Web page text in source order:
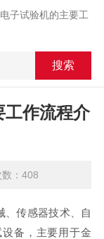
子试验机的主要工
工作流程介
：408
传感器技术、自
备，主要用于金